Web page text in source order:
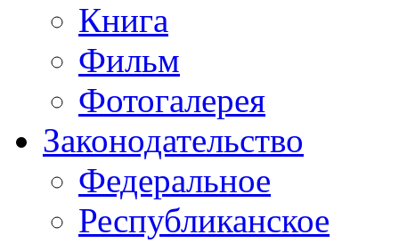
Книга
Фильм
Фотогалерея
Законодательство
Федеральное
Республиканское